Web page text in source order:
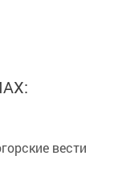
вести